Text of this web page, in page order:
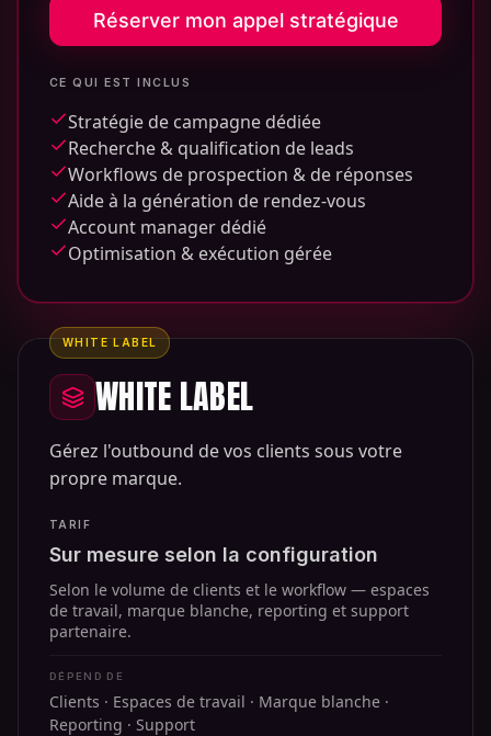
Réserver mon appel stratégique
CE QUI EST INCLUS
Stratégie de campagne dédiée
Recherche & qualification de leads
Workflows de prospection & de réponses
Aide à la génération de rendez-vous
Account manager dédié
Optimisation & exécution gérée
WHITE LABEL
WHITE LABEL
Gérez l'outbound de vos clients sous votre
propre marque.
TARIF
Sur mesure selon la configuration
Selon le volume de clients et le workflow — espaces
de travail, marque blanche, reporting et support
partenaire.
DÉPEND DE
Clients · Espaces de travail · Marque blanche ·
Reporting · Support